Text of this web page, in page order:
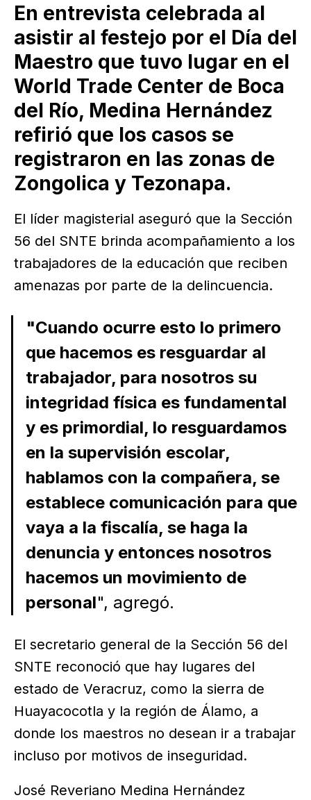
En entrevista celebrada al
asistir al festejo por el Día del
Maestro que tuvo lugar en el
World Trade Center de Boca
del Río, Medina Hernández
refirió que los casos se
registraron en las zonas de
Zongolica y Tezonapa.
El líder magisterial aseguró que la Sección
56 del SNTE brinda acompañamiento a los
trabajadores de la educación que reciben
amenazas por parte de la delincuencia.
"Cuando ocurre esto lo primero
que hacemos es resguardar al
trabajador, para nosotros su
integridad física es fundamental
y es primordial, lo resguardamos
en la supervisión escolar,
hablamos con la compañera, se
establece comunicación para que
vaya a la fiscalía, se haga la
denuncia y entonces nosotros
hacemos un movimiento de
personal", agregó.
El secretario general de la Sección 56 del
SNTE reconoció que hay lugares del
estado de Veracruz, como la sierra de
Huayacocotla y la región de Álamo, a
donde los maestros no desean ir a trabajar
incluso por motivos de inseguridad.
José Reveriano Medina Hernández